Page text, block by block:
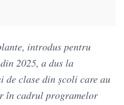
introdus pentru
2025, a dus la
de clase din școli care au
în cadrul programelor